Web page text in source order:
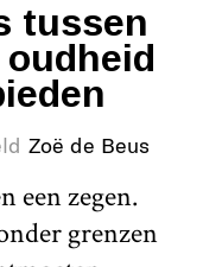
tussen
Zoë de Beus
een zegen.
grenzen